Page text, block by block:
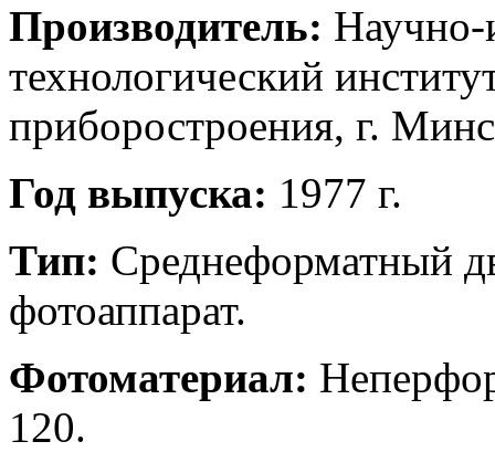
Производитель: Научно-
технологический
приборостроения, г.
Год выпуска: 1977 г.
Тип: Среднеформатный
фотоаппарат.
Фотоматериал:
120.